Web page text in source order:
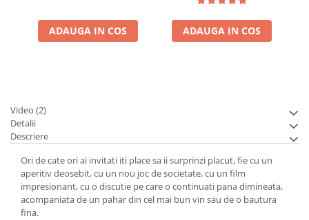
ADAUGA IN COS ADAUGA IN COS
Video (2)
Detalii
Descriere
Ori de cate ori ai invitati iti place sa ii surprinzi placut, fie cu un
aperitiv deosebit, cu un nou joc de societate, cu un film
impresionant, cu o discutie pe care o continuati pana dimineata,
acompaniata de un pahar din cel mai bun vin sau de o bautura
fina.